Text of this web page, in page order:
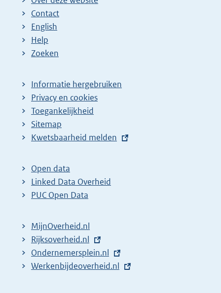
Contact
English
Help
Zoeken
Informatie hergebruiken
Privacy en cookies
Toegankelijkheid
Sitemap
E
t
e
r
l
i
n
k
Kwetsbaarheid melden
Open data
Linked Data Overheid
PUC Open Data
MijnOverheid.nl
E
x
t
Rijksoverheid.nl
E
x
Ondernemersplein.nl
E
Werkenbijdeoverheid.nl